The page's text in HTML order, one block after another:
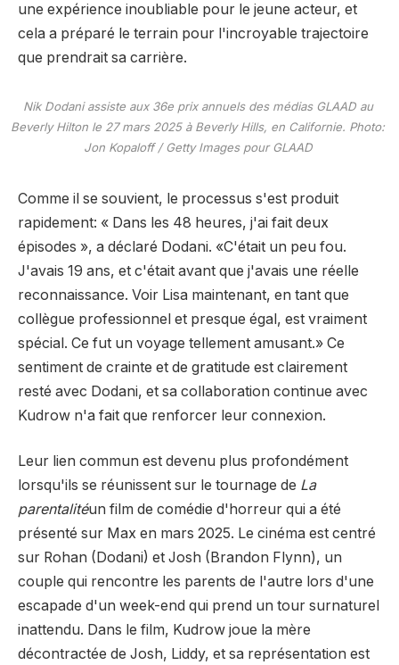
une expérience inoubliable pour le jeune acteur, et
cela a préparé le terrain pour l'incroyable trajectoire
que prendrait sa carrière.
Nik Dodani assiste aux 36e prix annuels des médias GLAAD au
Beverly Hilton le 27 mars 2025 à Beverly Hills, en Californie. Photo:
Jon Kopaloff / Getty Images pour GLAAD
Comme il se souvient, le processus s'est produit
rapidement: « Dans les 48 heures, j'ai fait deux
épisodes », a déclaré Dodani. «C'était un peu fou.
J'avais 19 ans, et c'était avant que j'avais une réelle
reconnaissance. Voir Lisa maintenant, en tant que
collègue professionnel et presque égal, est vraiment
spécial. Ce fut un voyage tellement amusant.» Ce
sentiment de crainte et de gratitude est clairement
resté avec Dodani, et sa collaboration continue avec
Kudrow n'a fait que renforcer leur connexion.
Leur lien commun est devenu plus profondément
lorsqu'ils se réunissent sur le tournage de La
parentalitéun film de comédie d'horreur qui a été
présenté sur Max en mars 2025. Le cinéma est centré
sur Rohan (Dodani) et Josh (Brandon Flynn), un
couple qui rencontre les parents de l'autre lors d'une
escapade d'un week-end qui prend un tour surnaturel
inattendu. Dans le film, Kudrow joue la mère
décontractée de Josh, Liddy, et sa représentation est